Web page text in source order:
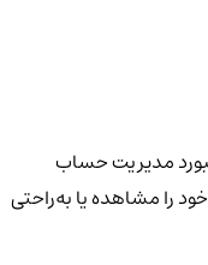
مدیریت حساب
را مشاهده یا به‌راحتی